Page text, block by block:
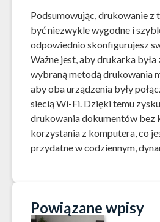
Podsumowując, drukowanie z
być niezwykle wygodne i
odpowiednio skonfigurujesz
Ważne jest, aby drukarka była
wybraną metodą drukowania
aby oba urządzenia były
siecią Wi-Fi. Dzięki temu
drukowania dokumentów bez
korzystania z komputera, co
przydatne w codziennym,
Powiązane wpisy